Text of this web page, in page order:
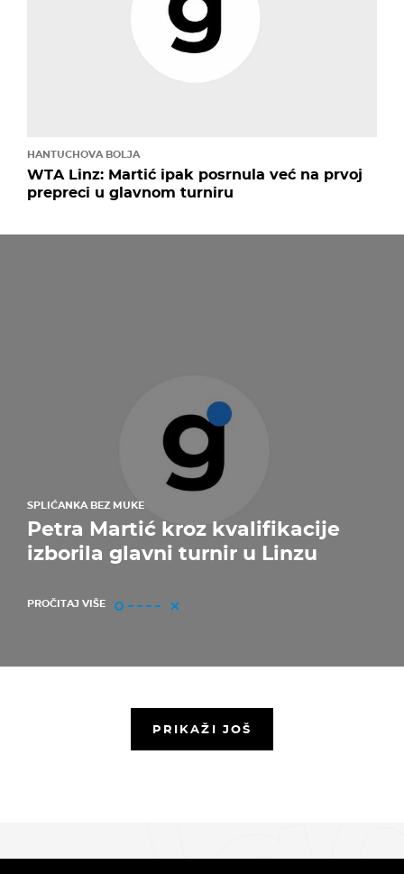
HANTUCHOVA BOLJA
WTA Linz: Martić ipak posrnula već na prvoj
prepreci u glavnom turniru
SPLIĆANKA BEZ MUKE
Petra Martić kroz kvalifikacije
izborila glavni turnir u Linzu
PROČITAJ VIŠE
PRIKAŽI JOŠ